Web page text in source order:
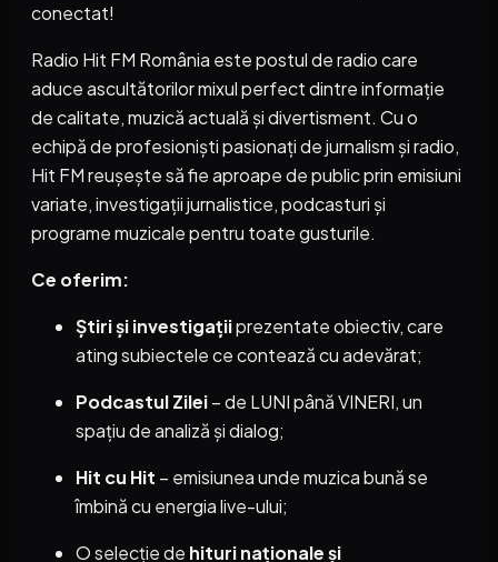
conectat!
Radio Hit FM România este postul de radio care
aduce ascultătorilor mixul perfect dintre informație
de calitate, muzică actuală și divertisment. Cu o
echipă de profesioniști pasionați de jurnalism și radio,
Hit FM reușește să fie aproape de public prin emisiuni
variate, investigații jurnalistice, podcasturi și
programe muzicale pentru toate gusturile.
Ce oferim:
Știri și investigațiiprezentate obiectiv, care
ating subiectele ce contează cu adevărat;
Podcastul Zilei– de LUNI până VINERI, un
spațiu de analiză și dialog;
Hit cu Hit – emisiunea unde muzica bună se
îmbină cu energia live-ului;
O selecție de hituri naționale și